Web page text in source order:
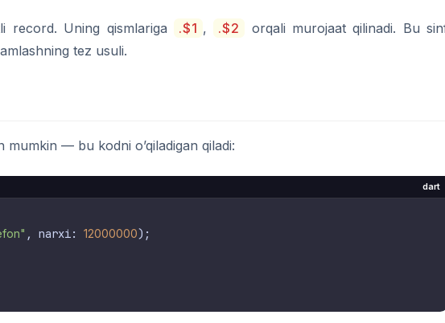
record. Uning qismlariga .$1 , .$2
orqali murojaat qilinadi. Bu
tez usuli.
— bu kodni o’qiladigan qiladi:
dart
, narxi: 12000000);